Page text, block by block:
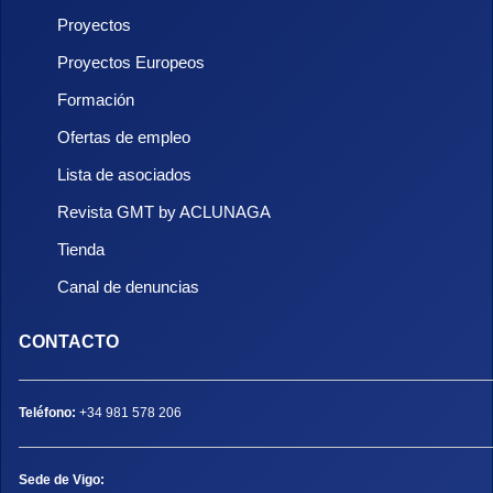
Proyectos
Proyectos Europeos
Formación
Ofertas de empleo
Lista de asociados
Revista GMT by ACLUNAGA
Tienda
Canal de denuncias
CONTACTO
Teléfono: +34 981 578 206
Sede de Vigo: